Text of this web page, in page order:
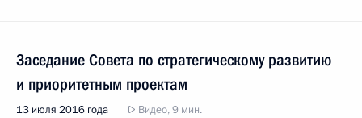
Заседание Совета по стратегическому развитию
и приоритетным проектам
13 июля 2016 года Видео, 9 мин.